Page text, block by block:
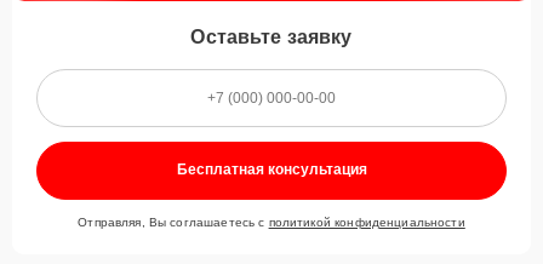
Оставьте заявку
Бесплатная консультация
Отправляя, Вы соглашаетесь с политикой конфиденциальности